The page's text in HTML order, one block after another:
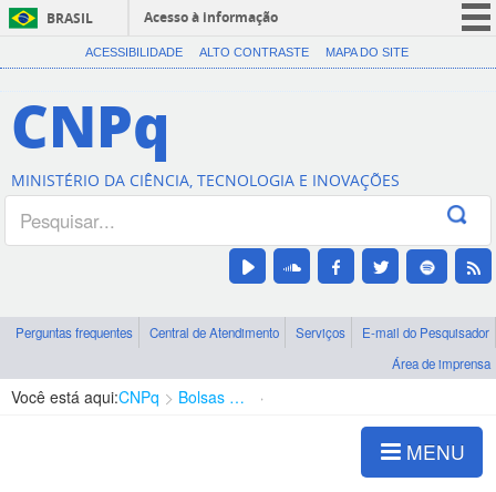
BRASIL
Acesso à informação
CORONAVÍRUS (COVID-19)
Canais
ACESSIBILIDADE ALTO CONTRASTE MAPA DO SITE
CNPq
MINISTÉRIO DA CIÊNCIA, TECNOLOGIA E INOVAÇÕES
Perguntas frequentes Central de Atendimento Serviços
E-mail do Pesquisador
Área de imprensa
Você está aqui:CNPq Bolsas e Auxílios Vigentes
MENU